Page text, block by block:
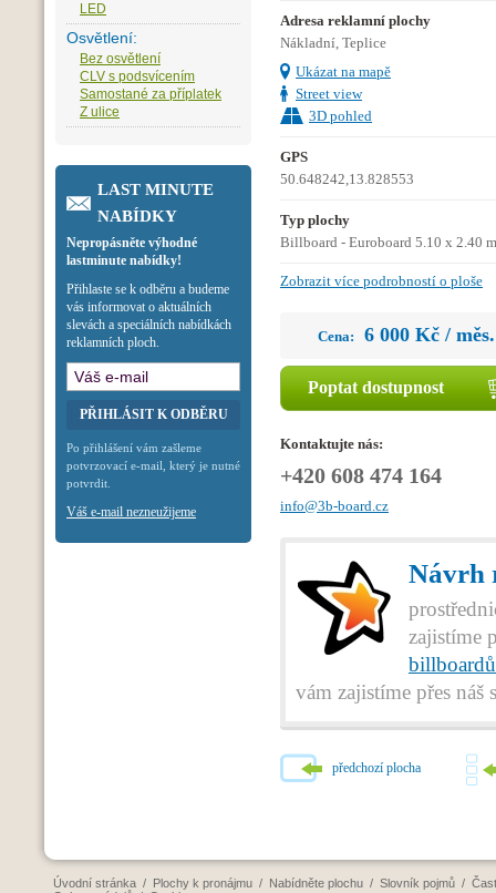
Adresa reklamní plochy
Nákladní, Teplice
Ukázat na mapě
Street view
3D pohled
GPS
50.648242,13.828553
Typ plochy
Billboard - Euroboard 5.10 x 2.40 m
Zobrazit více podrobností o ploše
Cena: 6 000 Kč / měs.
Poptat dostupnost
Kontaktujte nás:
+420 608 474 164
info@3b-board.cz
Návrh
zajistíme
billboardů
vám zajistíme přes náš
předchozí plocha
LED
Osvětlení:
Bez osvětlení
CLV s podsvícením
Samostané za příplatek
Z ulice
LAST MINUTE
NABÍDKY
Nepropásněte výhodné
lastminute nabídky!
Přihlaste se k odběru a budeme
vás informovat o aktuálních
slevách a speciálních nabídkách
reklamních ploch.
Po přihlášení vám zašleme
potvrzovací e-mail, který je nutné
potvrdit.
Váš e-mail nezneužijeme
Úvodní stránka / Plochy k pronájmu / Nabídněte plochu / Slovník pojmů /